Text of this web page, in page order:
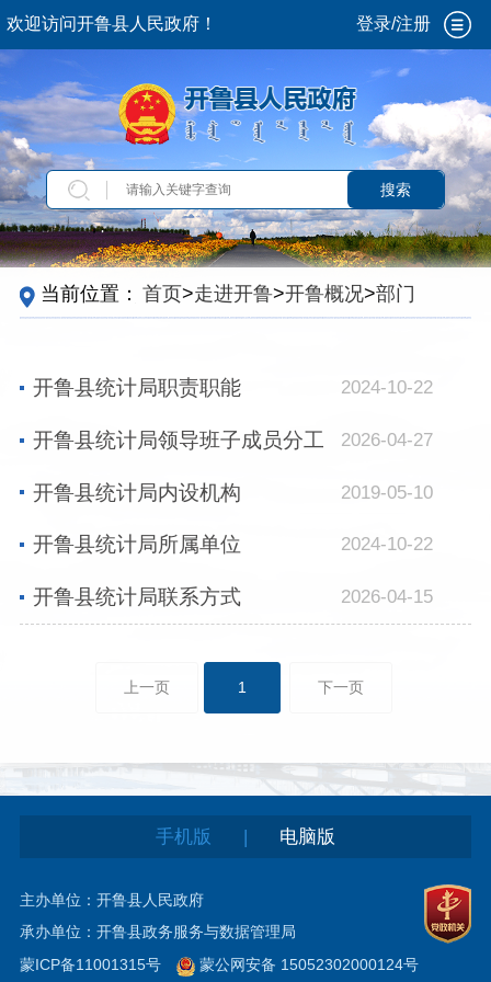
欢迎访问开鲁县人民政府！ 登录/注册
搜索
当前位置： 首页>走进开鲁>开鲁概况>部门机
构>政府部门>统计局
开鲁县统计局职责职能 2024-10-22
开鲁县统计局领导班子成员分工 2026-04-27
开鲁县统计局内设机构 2019-05-10
开鲁县统计局所属单位 2024-10-22
开鲁县统计局联系方式 2026-04-15
上一页 1 下一页
手机版 | 电脑版
主办单位：开鲁县人民政府
承办单位：开鲁县政务服务与数据管理局
蒙ICP备11001315号
蒙公网安备 15052302000124号